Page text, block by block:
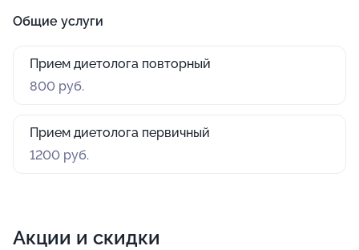
Общие услуги
Прием диетолога повторный
800 руб.
Прием диетолога первичный
1200 руб.
Акции и скидки